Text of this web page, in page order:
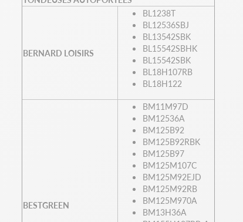
BERNARD LOISIRS
BL1238T
BL12536SBJ
BL13542SBK
BL15542SBHK
BL15542SBK
BL18H107RB
BL18H122
BESTGREEN
BM11M97D
BM12536A
BM125B92
BM125B92RBK
BM125B97
BM125M107C
BM125M92EJD
BM125M92RB
BM125M970A
BM13H36A